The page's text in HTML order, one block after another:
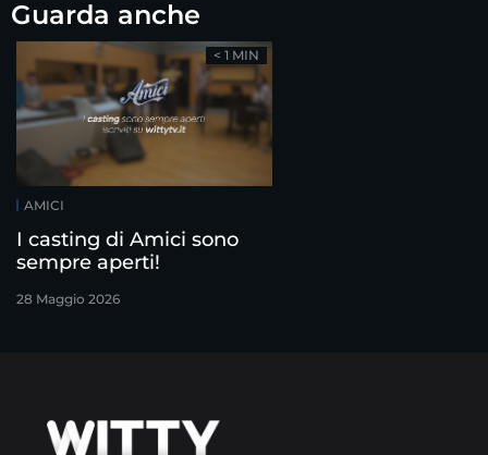
Guarda anche
AMICI
I casting di Amici sono
sempre aperti!
28 Maggio 2026
< 1 MIN